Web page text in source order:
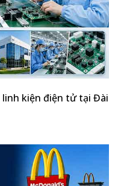
linh kiện điện tử tại Đài